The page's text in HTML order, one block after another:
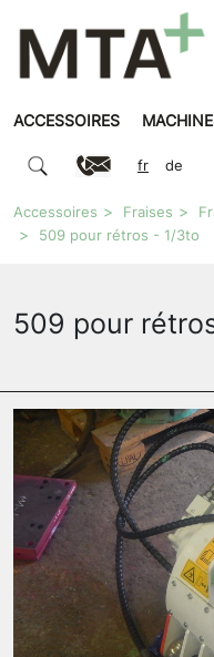
ACCESSOIRES
fr de
Accessoires Fraises
509 pour rétros - 1/3to
509 pour